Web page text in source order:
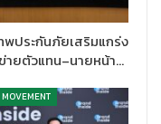
ไทยให้เป็นไปตามหลัก
รางวัลสุดยิ่งใหญ่แห่งปี
วมงานกับที่นี่ได้ไม่นาน แต่
บลจ.กสิกรไทยทุกคนล้วน
พประกันภัยเสริมแกร่ง
ายตัวแทน–นายหน้า…
MOVEMENT